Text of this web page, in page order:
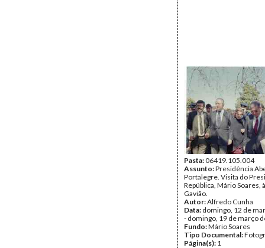
Pasta:06419.105.004
Assunto:Presidência
Portalegre. Visita do
República, Mário Soares,
Gavião.
Autor:Alfredo Cunha
Data: domingo, 12 de
- domingo, 19 de março
Fundo:Mário Soares
Tipo Documental:
Página(s): 1